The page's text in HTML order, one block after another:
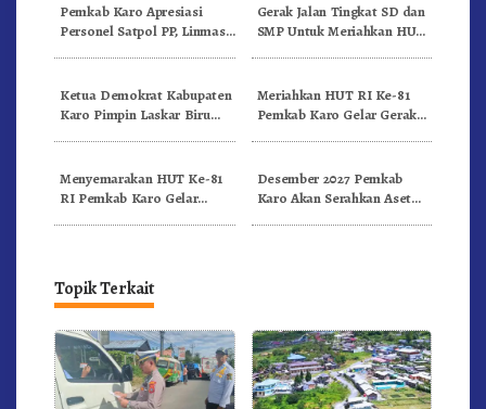
Pemkab Karo Apresiasi
Personel Satpol PP, Linmas,
Gerak Jalan Tingkat SD dan
SMP Untuk Meriahkan HUT
Ketua Demokrat Kabupaten
Karo Pimpin Laskar Biru
Meriahkan HUT RI Ke-81
Pemkab Karo Gelar Gerak
Menyemarakan HUT Ke-81
RI Pemkab Karo Gelar
Desember 2027 Pemkab
Karo Akan Serahkan Aset
Topik Terkait